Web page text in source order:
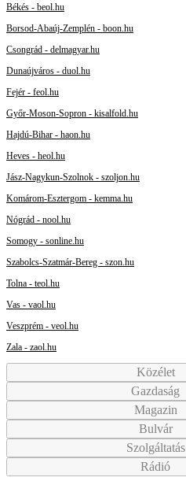
Békés - beol.hu
Borsod-Abaúj-Zemplén - boon.hu
Csongrád - delmagyar.hu
Dunaújváros - duol.hu
Fejér - feol.hu
Győr-Moson-Sopron - kisalfold.hu
Hajdú-Bihar - haon.hu
Heves - heol.hu
Jász-Nagykun-Szolnok - szoljon.hu
Komárom-Esztergom - kemma.hu
Nógrád - nool.hu
Somogy - sonline.hu
Szabolcs-Szatmár-Bereg - szon.hu
Tolna - teol.hu
Vas - vaol.hu
Veszprém - veol.hu
Zala - zaol.hu
Közélet
Gazdaság
Magazin
Bulvár
Szolgáltatás
Rádió